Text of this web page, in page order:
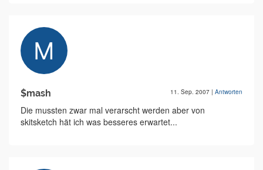
$mash 11. Sep. 2007 | Antworten
Die mussten zwar mal verarscht werden aber von
skitsketch hät ich was besseres erwartet...